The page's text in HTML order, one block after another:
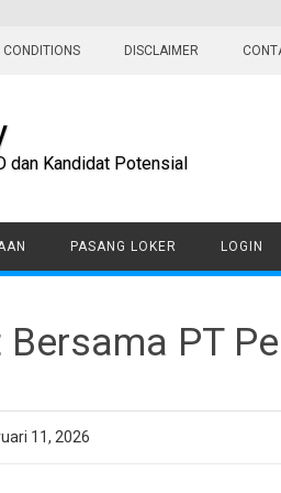
DISCLAIMER
dan Kandidat Potensial
PASANG LOKER LOGIN
PT
11, 2026